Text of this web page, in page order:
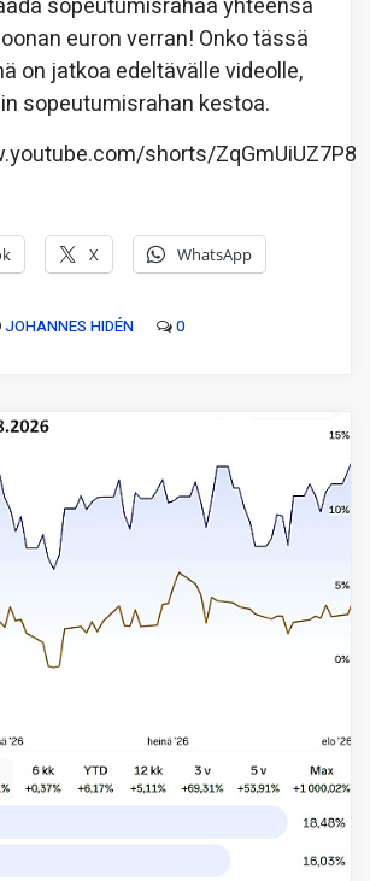
sopeutumisrahaa yhteensä
euron verran! Onko tässä
on jatkoa edeltävälle videolle,
sopeutumisrahan kestoa.
shorts/ZqGmUiUZ7P8
X WhatsApp
JOHANNES HIDÉN 0